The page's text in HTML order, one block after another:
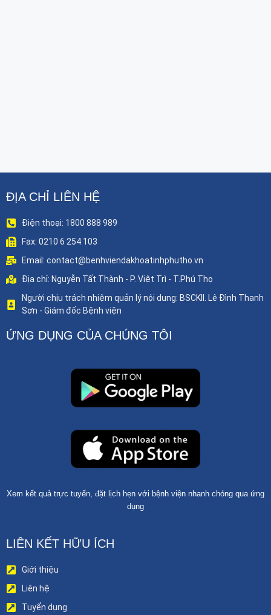
ĐỊA CHỈ LIÊN HỆ
Điện thoại: 1800 888 989
Fax: 0210 6 254 103
Email: contact@benhviendakhoatinhphutho.vn
Địa chỉ: Nguyễn Tất Thành - P. Việt Trì - T.Phú Thọ
Người chịu trách nhiệm quản lý nội dung: BSCKII. Lê Đình Thanh
Sơn - Giám đốc Bệnh viện
ỨNG DỤNG CỦA CHÚNG TÔI
Xem kết quả trực tuyến, đặt lịch hẹn với bệnh viện nhanh chóng qua ứng
dụng
LIÊN KẾT HỮU ÍCH
Giới thiệu
Liên hệ
Tuyển dụng